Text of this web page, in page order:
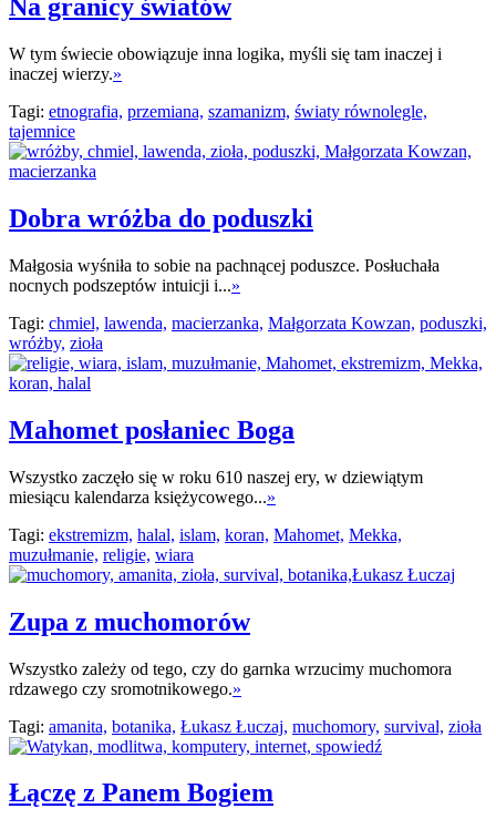
Na granicy światów
W tym świecie obowiązuje inna logika, myśli się tam inaczej i
inaczej wierzy.»
Tagi: etnografia, przemiana, szamanizm, światy równolegle,
tajemnice
Dobra wróżba do poduszki
Małgosia wyśniła to sobie na pachnącej poduszce. Posłuchała
nocnych podszeptów intuicji i...»
Tagi: chmiel, lawenda, macierzanka, Małgorzata Kowzan, poduszki,
wróżby, zioła
Mahomet posłaniec Boga
Wszystko zaczęło się w roku 610 naszej ery, w dziewiątym
miesiącu kalendarza księżycowego...»
Tagi: ekstremizm, halal, islam, koran, Mahomet, Mekka,
muzułmanie, religie, wiara
Zupa z muchomorów
Wszystko zależy od tego, czy do garnka wrzucimy muchomora
rdzawego czy sromotnikowego.»
Tagi: amanita, botanika, Łukasz Łuczaj, muchomory, survival, zioła
Łączę z Panem Bogiem